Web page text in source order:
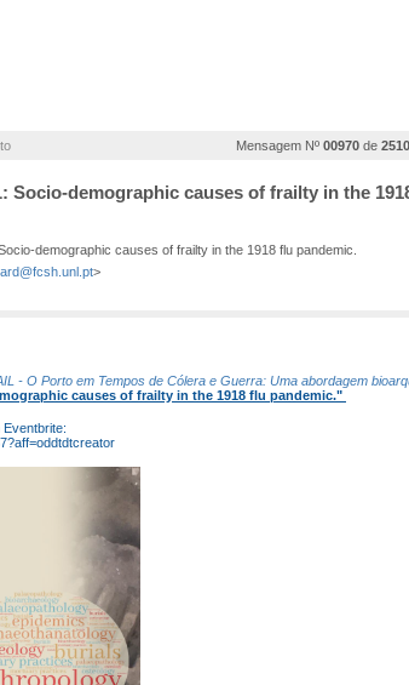
Mensagem Nº 00970 de 2510
Socio-demographic causes of frailty in the
demographic causes of frailty in the 1918 flu pandemic.
>
- O Porto em Tempos de Cólera e Guerra: Uma abordagem
causes of frailty in the 1918 flu pandemic."